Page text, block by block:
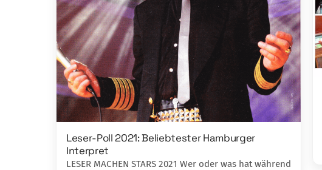
Leser-Poll 2021: Beliebtester Hamburger
Interpret
LESER MACHEN STARS 2021 Wer oder was hat während